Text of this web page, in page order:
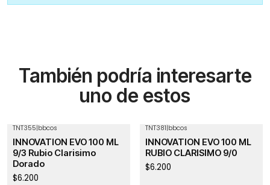
También podría interesarte
uno de estos
TNT355|bbcos
INNOVATION EVO 100 ML
9/3 Rubio Clarisimo
Dorado
$6.200
TNT381|bbcos
INNOVATION EVO 100 ML
RUBIO CLARISIMO 9/0
$6.200